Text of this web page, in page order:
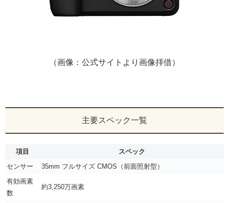
（画像：公式サイトより画像拝借）
主要スペック一覧
項目
スペック
センサー
35mm フルサイズ CMOS（前面照射型）
有効画素
数
約3,250万画素